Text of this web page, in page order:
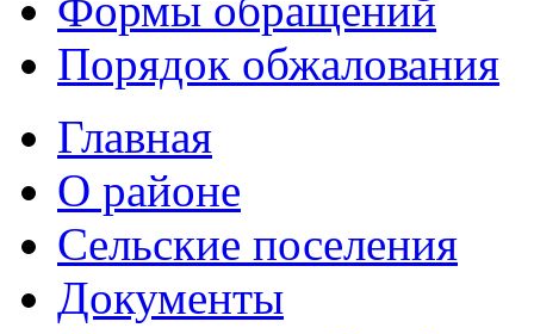
Порядок обжалования
Главная
О районе
Сельские поселения
Документы